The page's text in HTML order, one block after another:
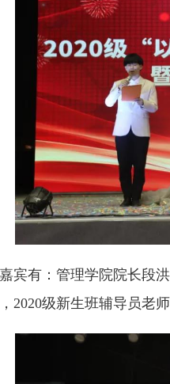
宾有：管理学院院长段
2020级新生班辅导员老